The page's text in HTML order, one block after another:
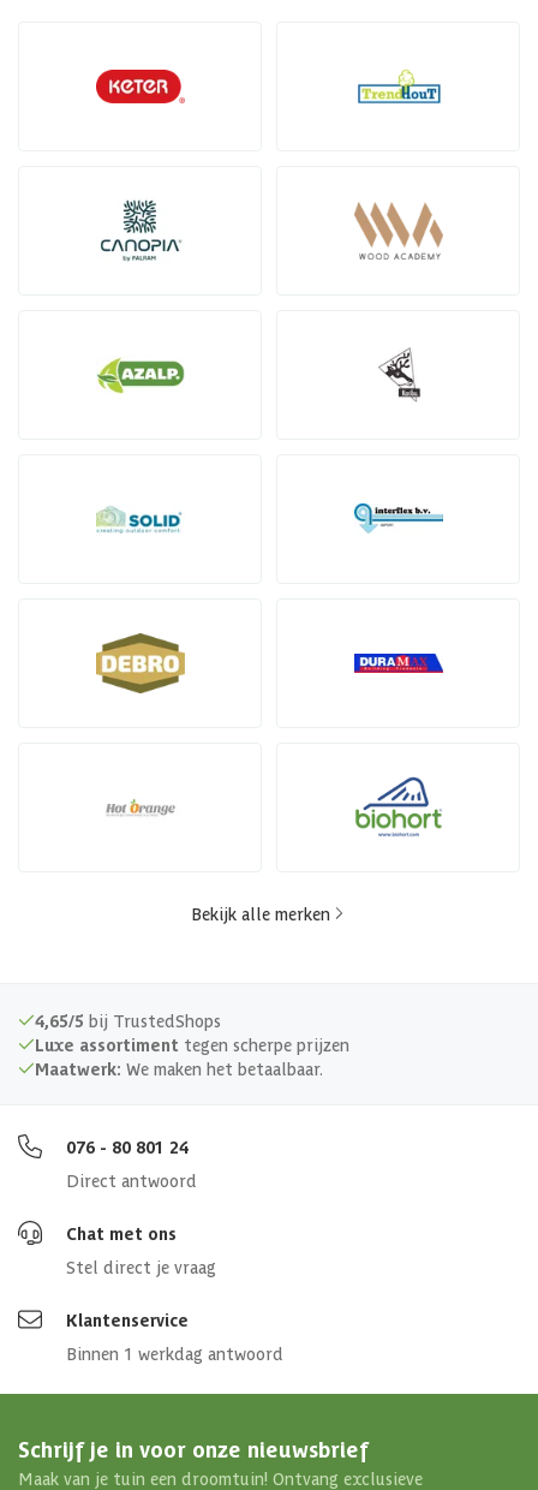
Bekijk alle merken
4,65/5 bij TrustedShops
Luxe assortiment tegen scherpe prijzen
Maatwerk: We maken het betaalbaar.
076 - 80 801 24
Direct antwoord
Chat met ons
Stel direct je vraag
Klantenservice
Binnen 1 werkdag antwoord
Schrijf je in voor onze nieuwsbrief
Maak van je tuin een droomtuin! Ontvang exclusieve